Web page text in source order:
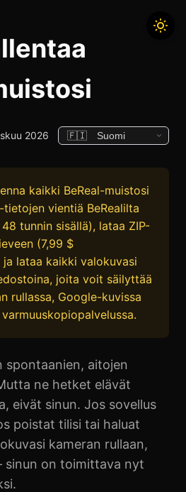
2026
kaikki BeReal-muistosi
tietojen vientiä BeRealilta
tunnin sisällä), lataa ZIP-
(7,99 $
lataa kaikki valokuvasi
joita voit säilyttää
rullassa, Google-kuvissa
spontaanien, aitojen
ne hetket elävät
eivät sinun. Jos sovellus
poistat tilisi tai haluat
kameran rullaan,
sinun on toimittava nyt